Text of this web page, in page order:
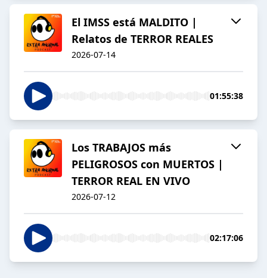
El IMSS está MALDITO |
Relatos de TERROR REALES
2026-07-14
01:55:38
Los TRABAJOS más
PELIGROSOS con MUERTOS |
TERROR REAL EN VIVO
2026-07-12
02:17:06